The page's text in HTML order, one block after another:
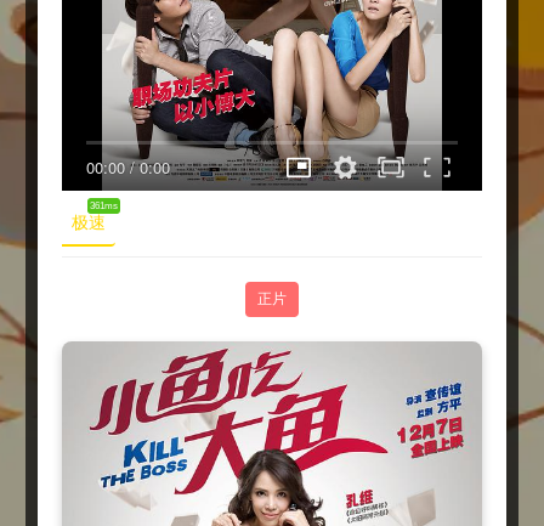
00:00/0:00
极速
361ms
正片